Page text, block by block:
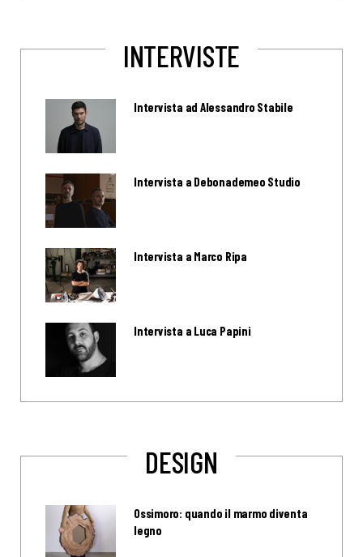
INTERVISTE
Intervista ad Alessandro Stabile
Intervista a Debonademeo Studio
Intervista a Marco Ripa
Intervista a Luca Papini
DESIGN
Ossimoro: quando il marmo diventa
legno